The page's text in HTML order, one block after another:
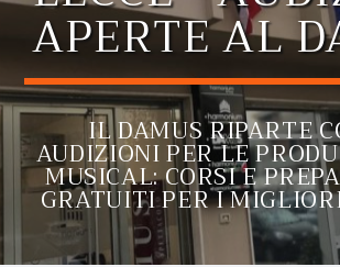
APERTE AL
IL DAMUS RIPARTE
AUDIZIONI PER LE
MUSICAL: CORSI E
GRATUITI PER I